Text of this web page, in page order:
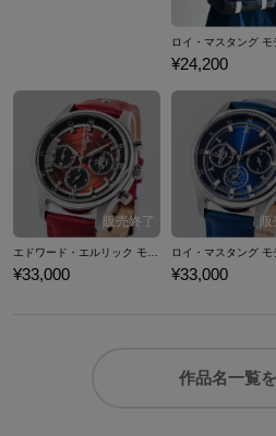
¥24,200
¥33,000 ¥33,000
作品名一覧